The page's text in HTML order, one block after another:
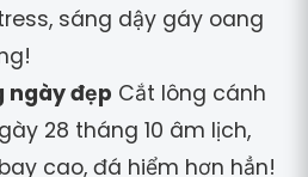
sáng dậy gáy oang
ngày đẹp Cắt lông cánh
28 tháng 10 âm lịch,
cao, đá hiểm hơn hẳn!